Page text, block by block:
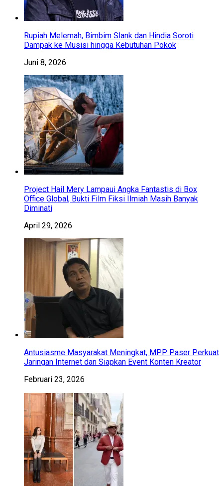
Rupiah Melemah, Bimbim Slank dan Hindia Soroti
Dampak ke Musisi hingga Kebutuhan Pokok
Juni 8, 2026
Project Hail Mery Lampaui Angka Fantastis di Box
Office Global, Bukti Film Fiksi Ilmiah Masih Banyak
Diminati
April 29, 2026
Antusiasme Masyarakat Meningkat, MPP Paser Perkuat
Jaringan Internet dan Siapkan Event Konten Kreator
Februari 23, 2026